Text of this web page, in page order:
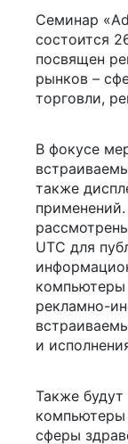
Семинар
состоится
посвящен
рынков –
торговли,
В фокусе
также
UTC для
компьютеры
рекламно-
и
Также
сферы